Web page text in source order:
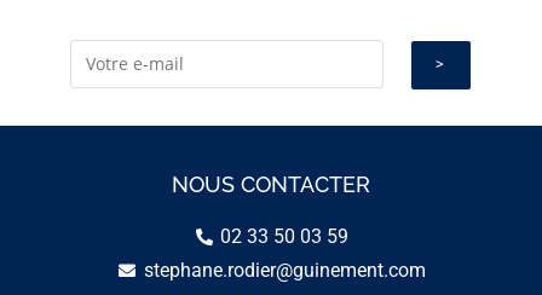
NOUS CONTACTER
02 33 50 03 59
stephane.rodier@guinement.com